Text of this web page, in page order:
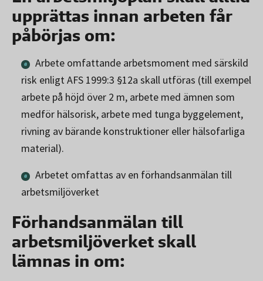
upprättas innan arbeten får
påbörjas om:
Arbete omfattande arbetsmoment med särskild
risk enligt AFS 1999:3 §12a skall utföras (till exempel
arbete på höjd över 2 m, arbete med ämnen som
medför hälsorisk, arbete med tunga byggelement,
rivning av bärande konstruktioner eller hälsofarliga
material).
Arbetet omfattas av en förhandsanmälan till
arbetsmiljöverket
Förhandsanmälan till
arbetsmiljöverket skall
lämnas in om: